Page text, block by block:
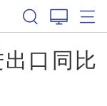
口同比